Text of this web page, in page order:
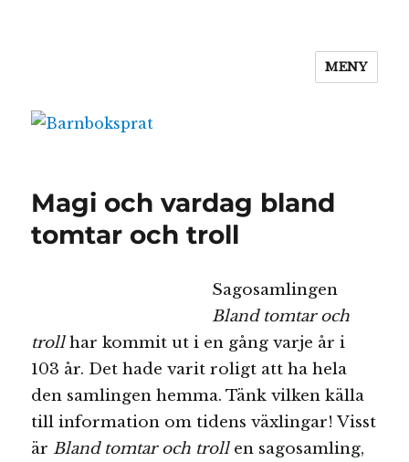
MENY
Magi och vardag bland
tomtar och troll
Sagosamlingen
Bland tomtar och
trollhar kommit ut i en gång varje år i
103 år. Det hade varit roligt att ha hela
den samlingen hemma. Tänk vilken källa
till information om tidens växlingar! Visst
ärBland tomtar och trollen sagosamling,